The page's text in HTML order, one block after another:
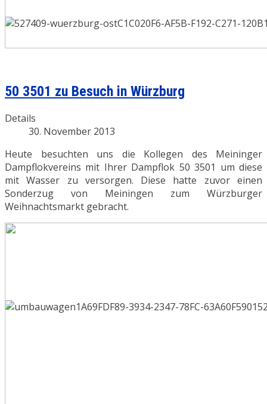
50 3501 zu Besuch in Würzburg
Details
30. November 2013
Heute besuchten uns die Kollegen des Meininger
Dampflokvereins mit Ihrer Dampflok 50 3501 um diese
mit Wasser zu versorgen. Diese hatte zuvor einen
Sonderzug von Meiningen zum Würzburger
Weihnachtsmarkt gebracht.